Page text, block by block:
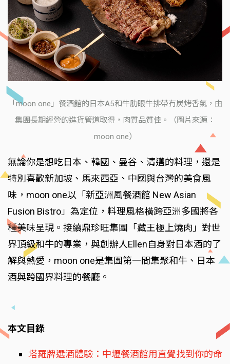
「moon one」餐酒館的日本A5和牛肋眼牛排帶有炭烤香氣，由
集團長期經營的進貨管道取得，肉質品質佳。（圖片來源：
moon one）
無論你是想吃日本、韓國、曼谷、清邁的料理，還是
特別喜歡新加坡、馬來西亞、中國與台灣的美食風
味，moon one以「新亞洲風餐酒館 New Asian
Fusion Bistro」為定位，料理風格橫跨亞洲多國將各
種美味呈現。接續鼎珍旺集團「藏王極上燒肉」對世
界頂級和牛的專業，與創辦人Ellen自身對日本酒的了
解與熱愛，moon one是集團第一間集聚和牛、日本
酒與跨國界料理的餐廳。
本文目錄
塔羅牌選酒體驗：中壢餐酒館用直覺找到你的命